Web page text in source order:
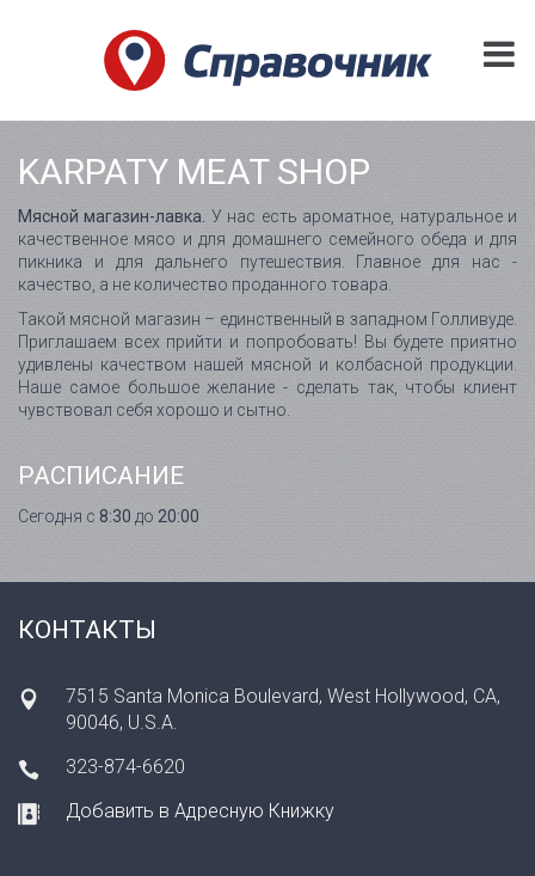
KARPATY MEAT SHOP
Мясной магазин-лавка. У нас есть ароматное, натуральное и
качественное мясо и для домашнего семейного обеда и для
пикника и для дальнего путешествия. Главное для нас -
качество, а не количество проданного товара.
Такой мясной магазин – единственный в западном Голливуде.
Приглашаем всех прийти и попробовать! Вы будете приятно
удивлены качеством нашей мясной и колбасной продукции.
Наше самое большое желание - сделать так, чтобы клиент
чувствовал себя хорошо и сытно.
РАСПИСАНИЕ
Сегодня с 8:30 до 20:00
КОНТАКТЫ
7515 Santa Monica Boulevard, West Hollywood, CA,
90046, U.S.A.
323-874-6620
Добавить в Адресную Книжку